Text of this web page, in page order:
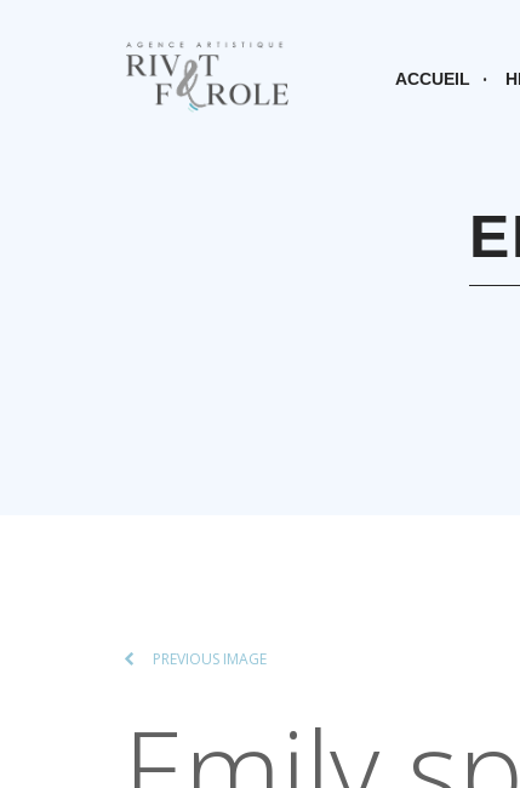
ACCUEIL
PREVIOUS IMAGE